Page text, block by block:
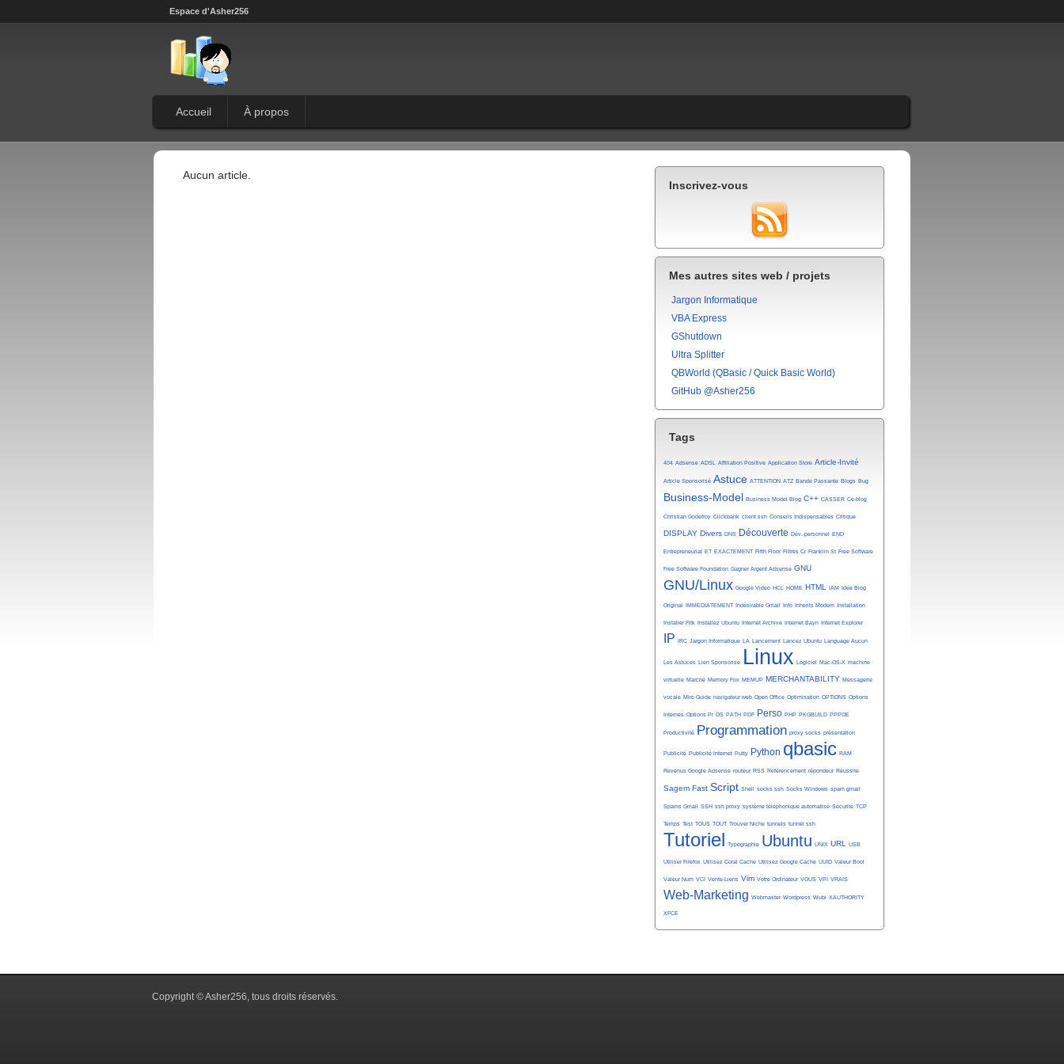
Espace d'Asher256
Accueil À propos
Aucun article.
Inscrivez-vous
Mes autres sites web / projets
Jargon Informatique
VBA Express
GShutdown
Ultra Splitter
QBWorld (QBasic / Quick Basic World)
GitHub @Asher256
Tags
404 Adsense ADSL Affiliation Positive Application Store Article-Invité
Article Sponsorisé Astuce ATTENTION ATZ Bande Passante Blogs Bug
Business-Model Business Model Blog C++ CASSER Ce-blog
Christian Godefroy Clickbank client ssh Conseils Indispensables Critique
DISPLAY Divers DNS Découverte Dév.-personnel END
Entrepreneuriat ET EXACTEMENT Fifth Floor Filtres Cr Franklin St Free Software
Free Software Foundation Gagner Argent Adsense GNU
GNU/Linux Google Video HCL HOME HTML IAM Idée Blog
Original IMMEDIATEMENT Indésirable Gmail Info Inherits Modem Installation
Installer Fltk Installez Ubuntu Internet Archive Internet Bayn Internet Explorer
IP IRC Jargon Informatique LA Lancement Lancez Ubuntu Language Aucun
Les Astuces Lien Sponsorisé Linux Logiciel Mac-OS-X machine
virtuelle Marché Memory Fox MEMUP MERCHANTABILITY Messagerie
vocale Miro Guide navigateur web Open Office Optimisation OPTIONS Options
Internes Options Pr OS PATH PDF Perso PHP PKGBUILD PPPOE
Productivité Programmation proxy socks présentation
Publicité Publicité Internet Putty Python qbasic RAM
Revenus Google Adsense routeur RSS Référencement répondeur Réussite
Sagem Fast Script Shell socks ssh Socks Windows spam gmail
Spams Gmail SSH ssh proxy système téléphonique automatisé Sécurité TCP
Temps Test TOUS TOUT Trouver Niche tunnels tunnel ssh
Tutoriel Typographie Ubuntu UNIX URL USB
Utiliser Firefox Utilisez Coral Cache Utilisez Google Cache UUID Valeur Bool
Valeur Num VCI Vente-Liens Vim Votre Ordinateur VOUS VPI VRAIS
Web-Marketing Webmaster Wordpress Wubi XAUTHORITY
XFCE
Copyright © Asher256, tous droits réservés.